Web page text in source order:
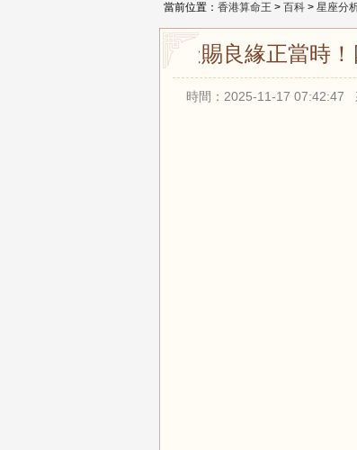
當前位置： 香港算命王 > 百科 > 星座分
天賜良緣正當時
時間：2025-11-17 07:42:47